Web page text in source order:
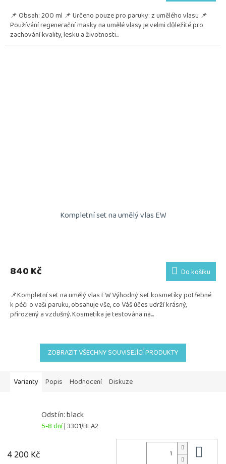
📌 Obsah: 200 ml 📌 Určeno pouze pro paruky: z umělého vlasu 📌
Používání regenerační masky na umělé vlasy je velmi důležité pro
zachování kvality, lesku a životnosti...
Kompletní set na umělý vlas EW
produktu
je
z
5
hvězdiček.
840 Kč Do košíku
📌Kompletní set na umělý vlas EW Výhodný set kosmetiky potřebné
k péči o vaši paruku, obsahuje vše, co Váš účes udrží krásný,
přirozený a vzdušný. Kosmetika je testována na...
ZOBRAZIT VŠECHNY SOUVISEJÍCÍ PRODUKTY
Varianty Popis Hodnocení Diskuze
Odstín: black
5-8 dní| 3301/BLA2
4 200 Kč